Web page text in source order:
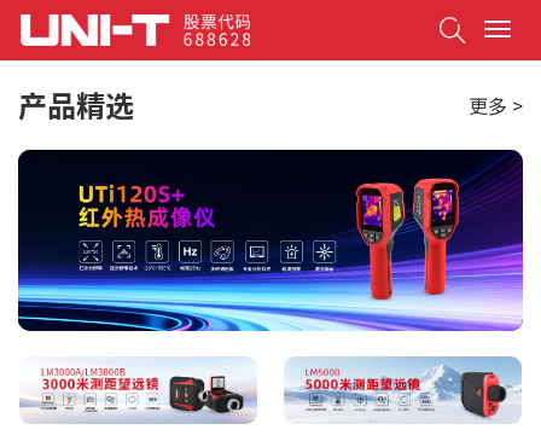
T
o
g
e
n
a
i
g
a
t
o
n
产品精选 更多 >